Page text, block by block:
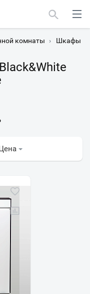
комнаты › Шкафы